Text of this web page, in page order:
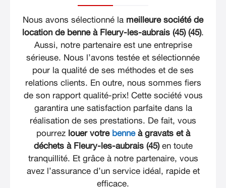
Nous avons sélectionné la meilleure société de
location de benne à Fleury-les-aubrais (45) (45).
Aussi, notre partenaire est une entreprise
sérieuse. Nous l’avons testée et sélectionnée
pour la qualité de ses méthodes et de ses
relations clients. En outre, nous sommes fiers
de son rapport qualité-prix! Cette société vous
garantira une satisfaction parfaite dans la
réalisation de ses prestations. De fait, vous
pourrez louer votre benneà gravats et à
déchets à Fleury-les-aubrais (45)en toute
tranquillité. Et grâce à notre partenaire, vous
avez l’assurance d’un service idéal, rapide et
efficace.